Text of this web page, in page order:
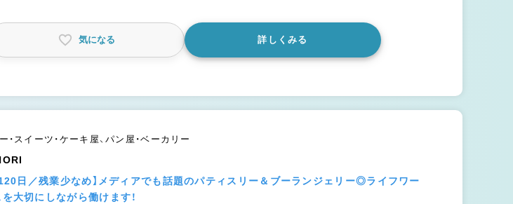
気になる 詳しくみる
・スイーツ・ケーキ屋、パン屋・ベーカリー
120日／残業少なめ】メディアでも話題のパティスリー＆ブーランジェリー◎ライフワー
大切にしながら働けます！